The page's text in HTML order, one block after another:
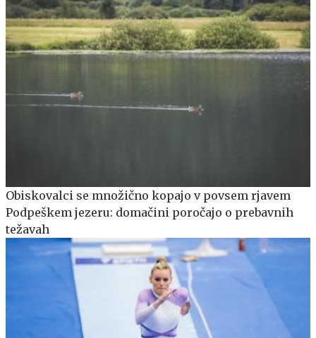
Obiskovalci se množično kopajo v povsem rjavem
Podpeškem jezeru: domačini poročajo o prebavnih
težavah